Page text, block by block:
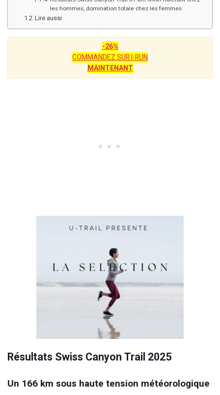
les hommes, domination totale chez les femmes
Lire aussi
-26%
COMMANDEZ SUR I-RUN
MAINTENANT
Résultats Swiss Canyon Trail 2025
Un 166 km sous haute tension météorologique